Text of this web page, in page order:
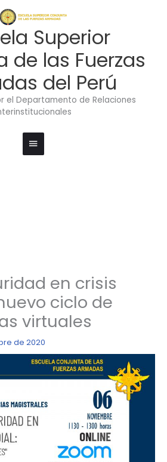
Superior
de las Fuerzas
del Perú
el Departamento de Relaciones
principal
en crisis
ciclo de
virtuales
de 2020